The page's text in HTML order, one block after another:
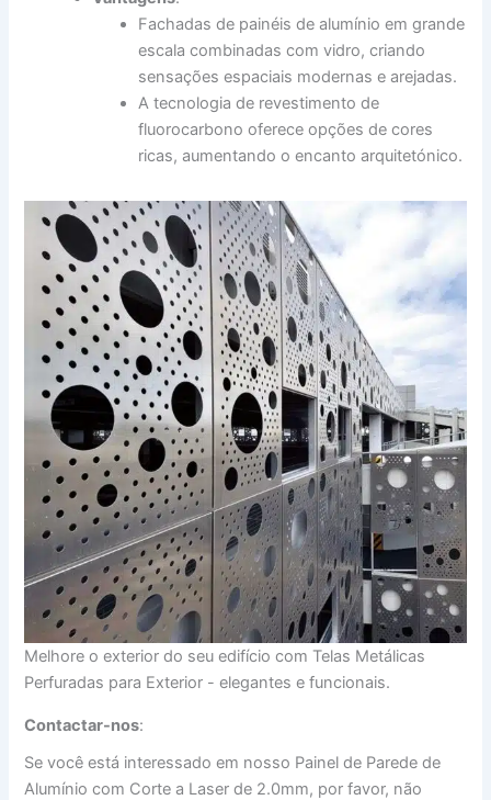
Fachadas de painéis de alumínio em grande
escala combinadas com vidro, criando
sensações espaciais modernas e arejadas.
A tecnologia de revestimento de
fluorocarbono oferece opções de cores
ricas, aumentando o encanto arquitetónico.
Melhore o exterior do seu edifício com Telas Metálicas
Perfuradas para Exterior - elegantes e funcionais.
Contactar-nos:
Se você está interessado em nosso Painel de Parede de
Alumínio com Corte a Laser de 2.0mm, por favor, não